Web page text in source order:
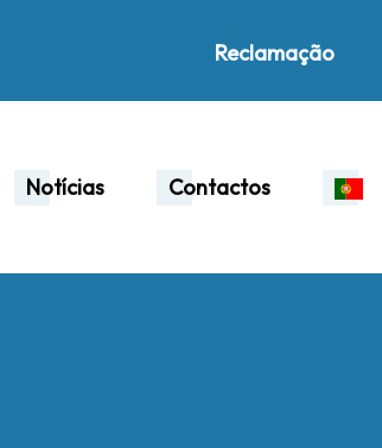
Reclamação
Notícias Contactos